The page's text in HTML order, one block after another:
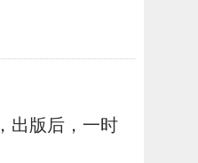
出版后，一时